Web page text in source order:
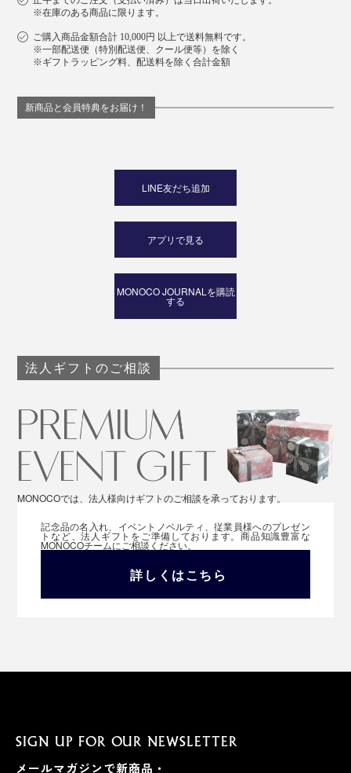
※在庫のある商品に限ります。
ご購入商品金額合計 10,000円 以上で送料無料です。
※一部配送便（特別配送便、クール便等）を除く
※ギフトラッピング料、配送料を除く合計金額
新商品と会員特典をお届け！
LINE友だち追加
アプリで見る
MONOCO JOURNALを購読
する
法人ギフトのご相談
MONOCOでは、法人様向けギフトのご相談を承っております。
記念品の名入れ、イベントノベルティ、従業員様へのプレゼン
トなど、法人ギフトをご準備しております。商品知識豊富な
MONOCOチームにご相談ください。
詳しくはこちら
SIGN UP FOR OUR NEWSLETTER
メールマガジンで新商品・